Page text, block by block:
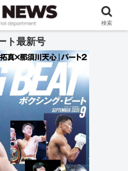
ビート] 公式サイト
ト最新号
検索